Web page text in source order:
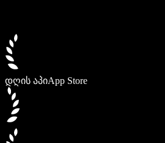
დღის აპიApp Store